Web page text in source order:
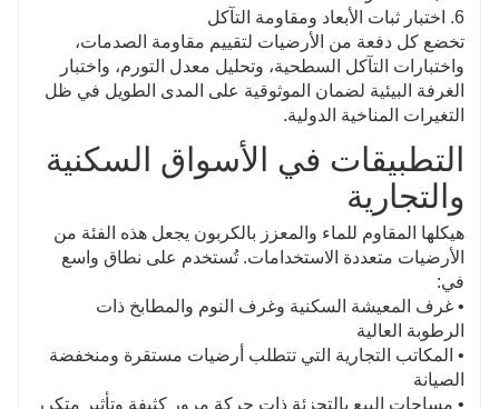
6. اختبار ثبات الأبعاد ومقاومة التآكل
تخضع كل دفعة من الأرضيات لتقييم مقاومة الصدمات،
واختبارات التآكل السطحية، وتحليل معدل التورم، واختبار
الغرفة البيئية لضمان الموثوقية على المدى الطويل في ظل
التغيرات المناخية الدولية.
التطبيقات في الأسواق السكنية
والتجارية
هيكلها المقاوم للماء والمعزز بالكربون يجعل هذه الفئة من
الأرضيات متعددة الاستخدامات. تُستخدم على نطاق واسع
في:
• غرف المعيشة السكنية وغرف النوم والمطابخ ذات
الرطوبة العالية
• المكاتب التجارية التي تتطلب أرضيات مستقرة ومنخفضة
الصيانة
• مساحات البيع بالتجزئة ذات حركة مرور كثيفة وتأثير متكرر